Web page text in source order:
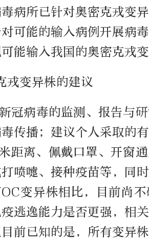
病所已针对奥密克戎变
可能的输入病例开展病
能输入我国的奥密克戎变
变异株的建议
冠病毒的监测、报告与
传播；建议个人采取的
距离、佩戴口罩、开窗
喷嚏、接种疫苗等，同
变异株相比，目前尚
逃逸能力是否更强，相
前已知的是，所有变异